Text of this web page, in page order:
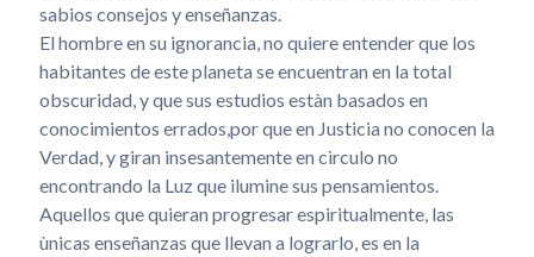
sabios consejos y enseñanzas.
El hombre en su ignorancia, no quiere entender que los
habitantes de este planeta se encuentran en la total
obscuridad, y que sus estudios estàn basados en
conocimientos errados,por que en Justicia no conocen la
Verdad, y giran insesantemente en cìrculo no
encontrando la Luz que ilumine sus pensamientos.
Aquellos que quieran progresar espiritualmente, las
ùnicas enseñanzas que llevan a lograrlo, es en la